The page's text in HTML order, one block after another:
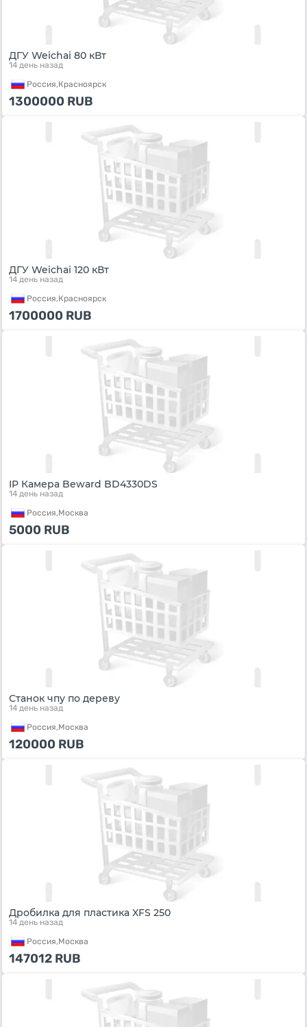
ДГУ Weichai 80 кВт
14 день назад
Россия,Красноярск
1300000 RUB
ДГУ Weichai 120 кВт
14 день назад
Россия,Красноярск
1700000 RUB
IP Камера Beward BD4330DS
14 день назад
Россия,Москва
5000 RUB
Станок чпу по дереву
14 день назад
Россия,Москва
120000 RUB
Дробилка для пластика XFS 250
14 день назад
Россия,Москва
147012 RUB